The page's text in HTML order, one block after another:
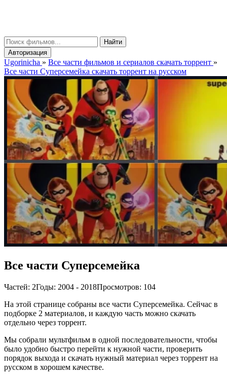
Найти
Авторизация
Ugorinicha » Все части фильмов и сериалов скачать торрент »
Все части Суперсемейка скачать торрент на русском
Все части Суперсемейка
Частей: 2Годы: 2004 - 2018Просмотров: 104
На этой странице собраны все части Суперсемейка. Сейчас в
подборке 2 материалов, и каждую часть можно скачать
отдельно через торрент.
Мы собрали мультфильм в одной последовательности, чтобы
было удобно быстро перейти к нужной части, проверить
порядок выхода и скачать нужный материал через торрент на
русском в хорошем качестве.